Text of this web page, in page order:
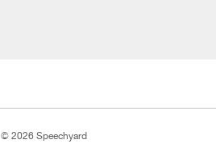
© 2026 Speechyard